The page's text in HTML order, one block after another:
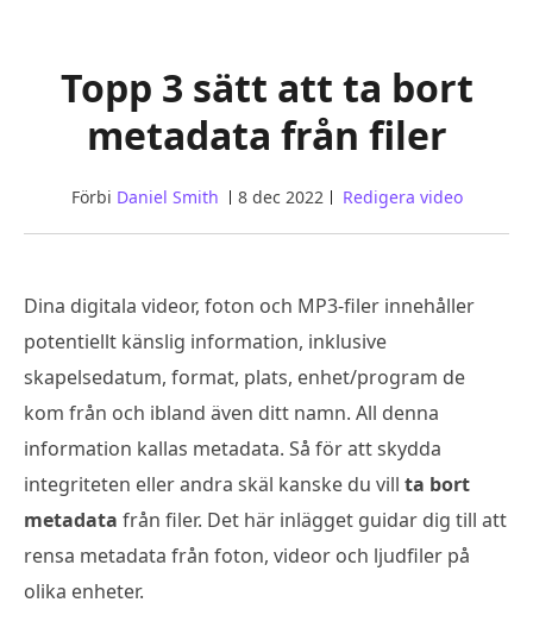
Topp 3 sätt att ta bort
metadata från filer
Förbi Daniel Smith 8 dec 2022 Redigera video
Dina digitala videor, foton och MP3-filer innehåller
potentiellt känslig information, inklusive
skapelsedatum, format, plats, enhet/program de
kom från och ibland även ditt namn. All denna
information kallas metadata. Så för att skydda
integriteten eller andra skäl kanske du vill ta bort
metadata från filer. Det här inlägget guidar dig till att
rensa metadata från foton, videor och ljudfiler på
olika enheter.